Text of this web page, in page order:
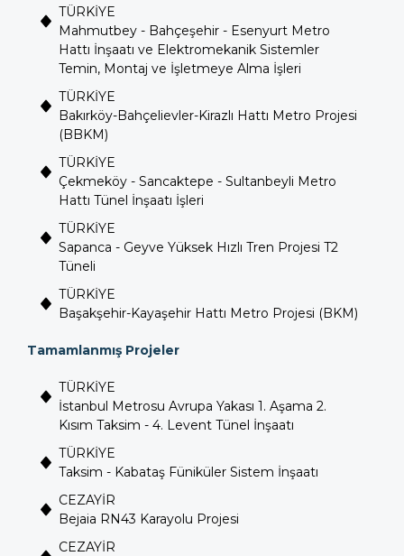
TÜRKİYE
Mahmutbey - Bahçeşehir - Esenyurt Metro
Hattı İnşaatı ve Elektromekanik Sistemler
Temin, Montaj ve İşletmeye Alma İşleri
TÜRKİYE
Bakırköy-Bahçelievler-Kirazlı Hattı Metro Projesi
(BBKM)
TÜRKİYE
Çekmeköy - Sancaktepe - Sultanbeyli Metro
Hattı Tünel İnşaatı İşleri
TÜRKİYE
Sapanca - Geyve Yüksek Hızlı Tren Projesi T2
Tüneli
TÜRKİYE
Başakşehir-Kayaşehir Hattı Metro Projesi (BKM)
Tamamlanmış Projeler
TÜRKİYE
İstanbul Metrosu Avrupa Yakası 1. Aşama 2.
Kısım Taksim - 4. Levent Tünel İnşaatı
TÜRKİYE
Taksim - Kabataş Füniküler Sistem İnşaatı
CEZAYİR
Bejaia RN43 Karayolu Projesi
CEZAYİR